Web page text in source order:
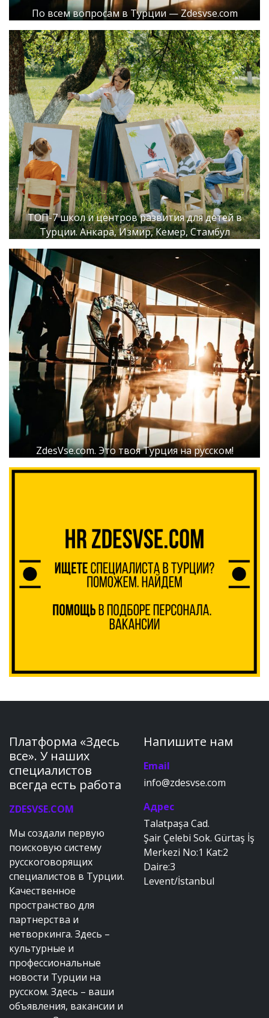
По всем вопросам в Турции — Zdesvse.com
ТОП-7 школ и центров развития для детей в
Турции. Анкара, Измир, Кемер, Стамбул
ZdesVse.com. Это твоя Турция на русском!
Платформа «Здесь
все». У наших
специалистов
всегда есть работа
ZDESVSE.COM
Мы создали первую
поисковую систему
русскоговорящих
специалистов в Турции.
Качественное
пространство для
партнерства и
нетворкинга. Здесь –
культурные и
профессиональные
новости Турции на
русском. Здесь – ваши
объявления, вакансии и
Напишите нам
Email
info@zdesvse.com
Адрес
Talatpaşa Cad.
Şair Çelebi Sok. Gürtaş İş
Merkezi No:1 Kat:2
Daire:3
Levent/İstanbul